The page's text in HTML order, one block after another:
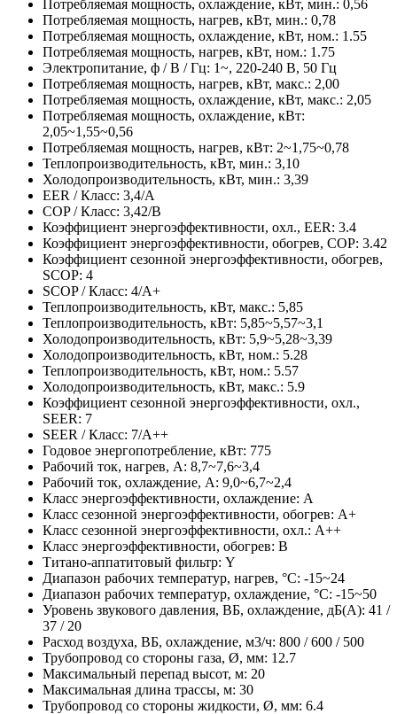
Потребляемая мощность, охлаждение, кВт, мин.: 0,56
Потребляемая мощность, нагрев, кВт, мин.: 0,78
Потребляемая мощность, охлаждение, кВт, ном.: 1.55
Потребляемая мощность, нагрев, кВт, ном.: 1.75
Электропитание, ф / В / Гц: 1~, 220-240 В, 50 Гц
Потребляемая мощность, нагрев, кВт, макс.: 2,00
Потребляемая мощность, охлаждение, кВт, макс.: 2,05
Потребляемая мощность, охлаждение, кВт:
2,05~1,55~0,56
Потребляемая мощность, нагрев, кВт: 2~1,75~0,78
Теплопроизводительность, кВт, мин.: 3,10
Холодопроизводительность, кВт, мин.: 3,39
EER / Класс: 3,4/A
COP / Класс: 3,42/B
Коэффициент энергоэффективности, охл., EER: 3.4
Коэффициент энергоэффективности, обогрев, COP: 3.42
Коэффициент сезонной энергоэффективности, обогрев,
SCOP: 4
SCOP / Класс: 4/A+
Теплопроизводительность, кВт, макс.: 5,85
Теплопроизводительность, кВт: 5,85~5,57~3,1
Холодопроизводительность, кВт: 5,9~5,28~3,39
Холодопроизводительность, кВт, ном.: 5.28
Теплопроизводительность, кВт, ном.: 5.57
Холодопроизводительность, кВт, макс.: 5.9
Коэффициент сезонной энергоэффективности, охл.,
SEER: 7
SEER / Класс: 7/A++
Годовое энергопотребление, кВт: 775
Рабочий ток, нагрев, А: 8,7~7,6~3,4
Рабочий ток, охлаждение, А: 9,0~6,7~2,4
Класс энергоэффективности, охлаждение: A
Класс сезонной энергоэффективности, обогрев: A+
Класс сезонной энергоэффективности, охл.: A++
Класс энергоэффективности, обогрев: B
Титано-аппатитовый фильтр: Y
Диапазон рабочих температур, нагрев, °C: -15~24
Диапазон рабочих температур, охлаждение, °C: -15~50
Уровень звукового давления, ВБ, охлаждение, дБ(А): 41 /
37 / 20
Расход воздуха, ВБ, охлаждение, м3/ч: 800 / 600 / 500
Трубопровод со стороны газа, Ø, мм: 12.7
Максимальный перепад высот, м: 20
Максимальная длина трассы, м: 30
Трубопровод со стороны жидкости, Ø, мм: 6.4